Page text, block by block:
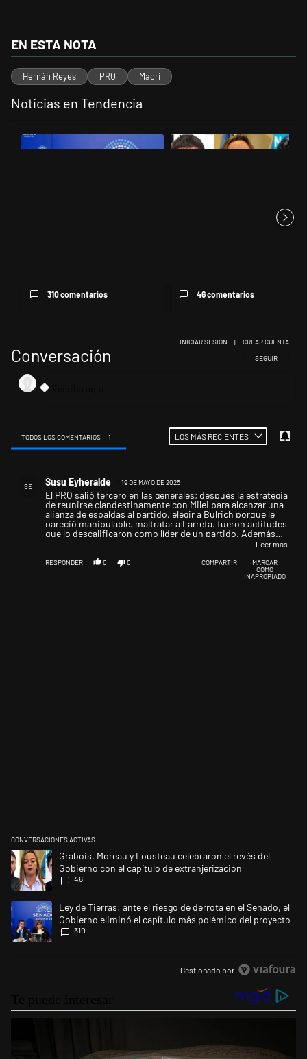
EN ESTA NOTA
Hernán Reyes PRO Macri
Noticias en Tendencia
Un artículo de tendencia con el título "Ley de Tierras: ante el riesgo
310 comentarios
Un artículo de tendencia con el
46 comentarios
Conversación SIGA ESTA
SEGUIR
INICIAR SESIÓN | CREAR CUENTA
TODOS LOS COMENTARIOS 1 LOS MÁS RECIENTES
SE Susu Eyheralde 19 DE MAYO DE 2025
El PRO salió tercero en las generales; después la estrategia
de reunirse clandestinamente con Milei para alcanzar una
alianza de espaldas al partido, elegir a Bulrich porque le
pareció manipulable, maltratar a Larreta, fueron actitudes
que lo descalificaron como líder de un partido. Además
terminó su mandato con una altísima imagen negativa,
Leer mas
RESPONDER 0 0 COMPARTIR
MARCAR
COMO
INAPROPIADO
CONVERSACIONES ACTIVAS
Este listado muestra los artículos con más comentarios en los últimos
Un artículo de tendencia con el título "Grabois, Moreau y Lousteau
Grabois, Moreau y Lousteau celebraron el revés del
Gobierno con el capítulo de extranjerización
46
Un artículo de tendencia con el título "Ley de Tierras: ante el riesgo
Ley de Tierras: ante el riesgo de derrota en el Senado, el
Gobierno eliminó el capítulo más polémico del proyecto
310
Gestionado por